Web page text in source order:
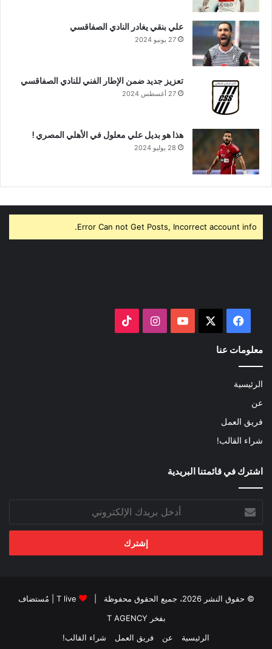
علي بنقي يغادر النادي الصفاقسي
27 يونيو 2024
تعزيز جديد ضمن الإطار الفني للنادي الصفاقسي
27 أغسطس 2024
هذا هو بديل علي معلول في الأهلي المصري !
28 يوليو 2024
Error Can not Get Posts, Incorrect account info.
فيسبوك ‫YouTubeانستقرام
معلومات عنا
الرئيسية
عن
فريق العمل
شراء القالب!
اشترك في قائمتنا البريدية
بريدك
الإلكتروني
© حقوق النشر 2026، جميع الحقوق محفوظة | T live | مُستضاف
بفخر T AGENCY
الرئيسية
عن فريق العمل شراء القالب!